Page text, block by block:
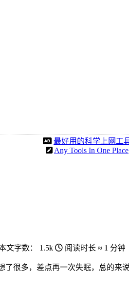
最好用的科学上网工
Any Tools In One Place
文字数： 1.5k 阅读时长 ≈ 1 分钟
很多，差点再一次失眠，总的来